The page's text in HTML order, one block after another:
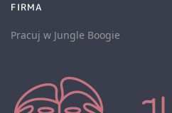
FIRMA
Pracuj w Jungle Boogie